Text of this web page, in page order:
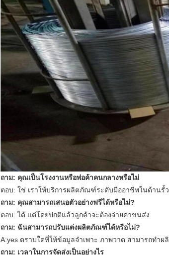
ถาม: คุณเป็นโรงงานหรือพ่อค้าคนกลางหรือไม่
ตอบ: ใช่ เราให้บริการผลิตภัณฑ์ระดับมืออาชีพในด้านรั้ว
ถาม: คุณสามารถเสนอตัวอย่างฟรีได้หรือไม่?
ตอบ: ได้ แต่โดยปกติแล้วลูกค้าจะต้องจ่ายค่าขนส่ง
ถาม: ฉันสามารถปรับแต่งผลิตภัณฑ์ได้หรือไม่?
A:yes ตราบใดที่ให้ข้อมูลจำเพาะ ภาพวาด สามารถทำ
ถาม: เวลาในการจัดส่งเป็นอย่างไร